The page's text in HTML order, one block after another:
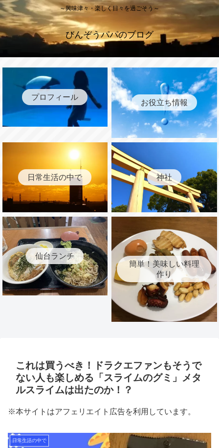
～興味津々・楽しく日々を過ごそう～
びんぞうパパのブログ
プロフィール
お役立ち情報
日常生活の中で 神社
仙台ランチ
簡単！美味しい料理
作り
これは買うべき！ドラクエファンもそうで
ない人も楽しめる「スライムのグミ」メタ
ルスライムは出たのか！？
※本サイトはアフェリエイト広告を利用しています。
日常生活の中で